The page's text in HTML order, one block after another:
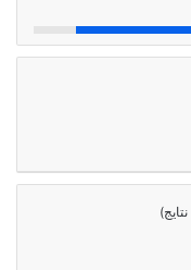
نتایج)